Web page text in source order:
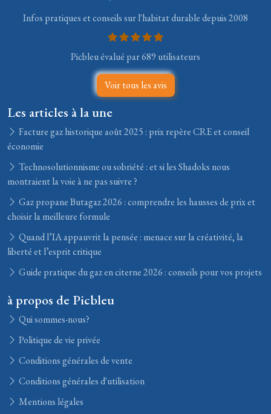
Infos pratiques et conseils sur l'habitat durable depuis 2008
Picbleu évalué par 689 utilisateurs
Voir tous les avis
Les articles à la une
Facture gaz historique août 2025 : prix repère CRE et conseil
économie
Technosolutionnisme ou sobriété : et si les Shadoks nous
montraient la voie à ne pas suivre ?
Gaz propane Butagaz 2026 : comprendre les hausses de prix et
choisir la meilleure formule
Quand l’IA appauvrit la pensée : menace sur la créativité, la
liberté et l’esprit critique
Guide pratique du gaz en citerne 2026 : conseils pour vos projets
à propos de Picbleu
Qui sommes-nous?
Politique de vie privée
Conditions générales de vente
Conditions générales d'utilisation
Mentions légales